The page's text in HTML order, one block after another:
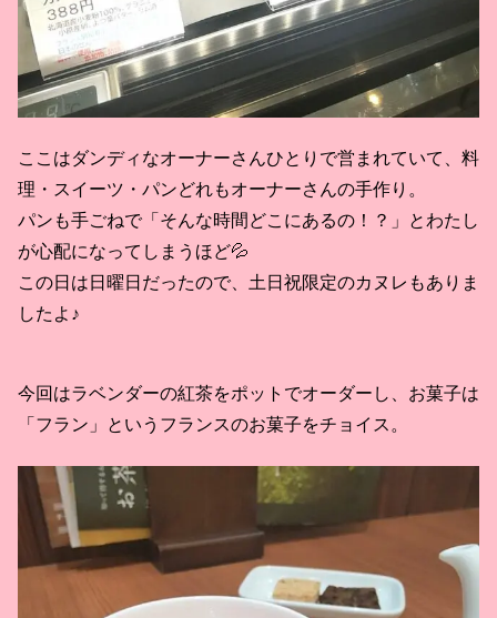
ここはダンディなオーナーさんひとりで営まれていて、料
理・スイーツ・パンどれもオーナーさんの手作り。
パンも手ごねで「そんな時間どこにあるの！？」とわたし
が心配になってしまうほど💦
この日は日曜日だったので、土日祝限定のカヌレもありま
したよ♪
今回はラベンダーの紅茶をポットでオーダーし、お菓子は
「フラン」というフランスのお菓子をチョイス。